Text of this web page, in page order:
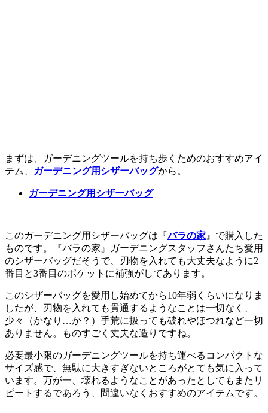
まずは、ガーデニングツールを持ち歩くためのおすすめアイ
テム、
ガーデニング用シザーバッグから。
ガーデニング用シザーバッグ
このガーデニング用シザーバッグは『バラの家 』で購入した
ものです。『バラの家』ガーデニングスタッフさんたち愛用
のシザーバッグだそうで、刃物を入れても大丈夫なように2
番目と3番目のポケットに補強がしてあります。
このシザーバッグを愛用し始めてから10年弱くらいになりま
したが、刃物を入れても貫通するようなことは一切なく、
少々（かなり…か？）手荒に扱っても破れやほつれなど一切
ありません。ものすごく丈夫な造りですね。
必要最小限のガーデニングツールを持ち運べるコンパクトな
サイズ感で、無駄に大きすぎないところがとても気に入って
います。万が一、壊れるようなことがあったとしてもまたリ
ピートするであろう、間違いなくおすすめのアイテムです。